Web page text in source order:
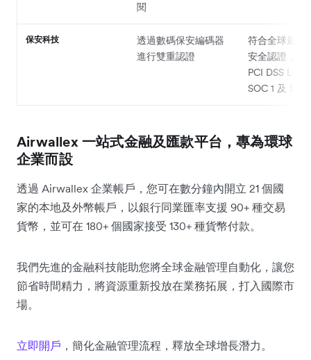
閱
保安科技
透過數碼保安編碼器
進行雙重認證
符合全球最高
安全認證，包
PCI DSS
SOC 1 及
Airwallex 一站式金融及匯款平台，專為環球
企業而設
透過 Airwallex 企業帳戶，您可在數分鐘內開立 21 個國
家的本地及外幣帳戶，以銀行同業匯率支援 90+ 種交易
貨幣，並可在 180+ 個國家接受 130+ 種貨幣付款。
我們先進的金融科技能助您將全球金融管理自動化，讓您
節省時間精力，將資源重新投放在業務拓展，打入國際市
場。
立即開戶 ，簡化金融管理流程，釋放全球增長潛力。